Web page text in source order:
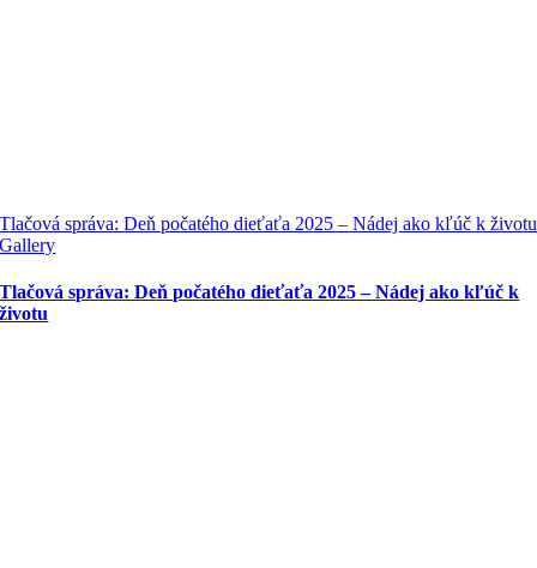
Tlačová správa: Deň počatého dieťaťa 2025 – Nádej ako kľúč k životu
Gallery
Tlačová správa: Deň počatého dieťaťa 2025 – Nádej ako kľúč k
životu